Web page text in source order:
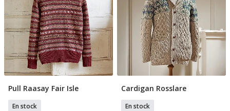
Sélectionner Tailles
Pull Raasay Fair Isle
En stock
Sélectionner Tailles
Cardigan Rosslare
En stock